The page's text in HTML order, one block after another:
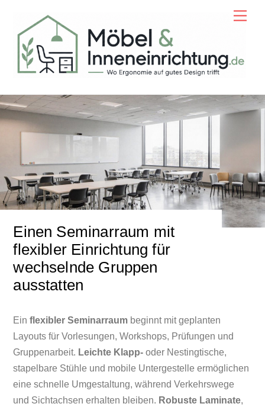
content
Einen Seminarraum mit
flexibler Einrichtung für
wechselnde Gruppen
ausstatten
Einflexibler Seminarraum beginnt mit geplanten
Layouts für Vorlesungen, Workshops, Prüfungen und
Gruppenarbeit. Leichte Klapp- oder Nestingtische,
stapelbare Stühle und mobile Untergestelle ermöglichen
eine schnelle Umgestaltung, während Verkehrswege
und Sichtachsen erhalten bleiben. Robuste Laminate,